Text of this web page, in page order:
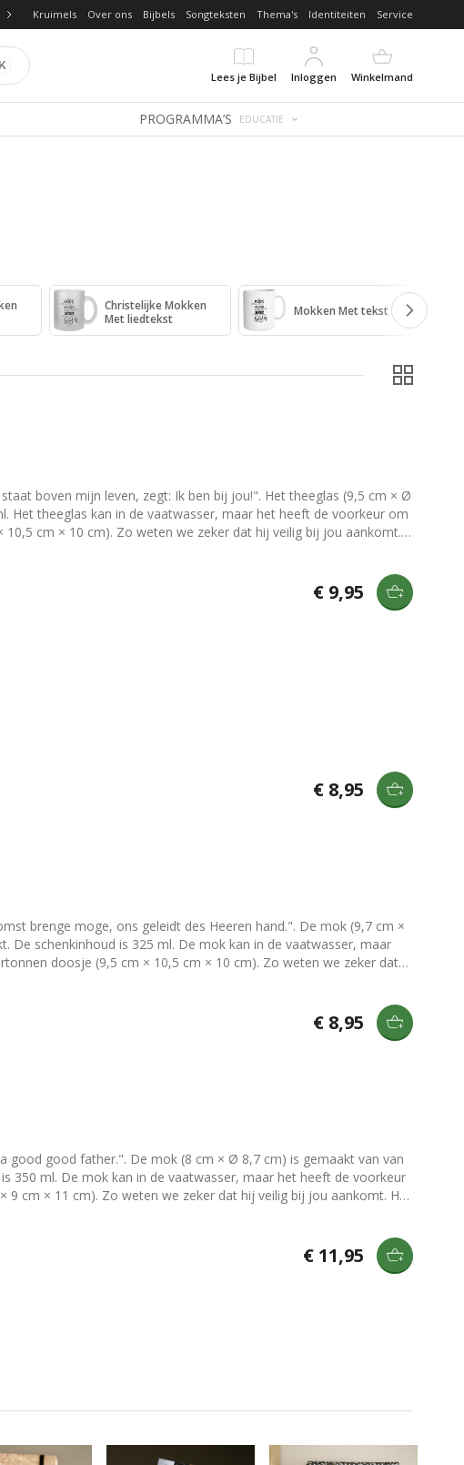
Kruimels Over ons Bijbels Songteksten Thema's Identiteiten Service
K
Lees je Bijbel
Inloggen Winkelmand
PROGRAMMA’S EDUCATIE
Christelijke Mokken
Met liedtekst
Mokken Met tekst
boven mijn leven, zegt: Ik ben bij jou!". Het theeglas (9,5 cm × Ø
Het theeglas kan in de vaatwasser, maar het heeft de voorkeur om
cm × 10 cm). Zo weten we zeker dat hij veilig bij jou aankomt.
€ 9,95
€ 8,95
brenge moge, ons geleidt des Heeren hand.". De mok (9,7 cm ×
schenkinhoud is 325 ml. De mok kan in de vaatwasser, maar
doosje (9,5 cm × 10,5 cm × 10 cm). Zo weten we zeker dat
mokken-zonder-oor).
€ 8,95
good good father.". De mok (8 cm × Ø 8,7 cm) is gemaakt van van
350 ml. De mok kan in de vaatwasser, maar het heeft de voorkeur
cm × 11 cm). Zo weten we zeker dat hij veilig bij jou aankomt. Het
€ 11,95